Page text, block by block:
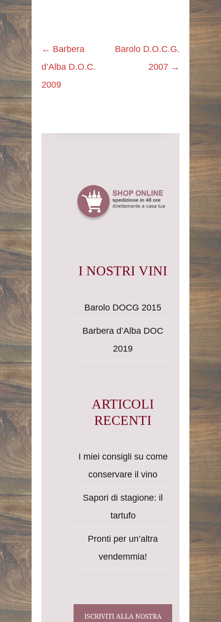
← Barbera
d’Alba D.O.C.
2009
Barolo D.O.C.G.
2007 →
I NOSTRI VINI
Barolo DOCG 2015
Barbera d’Alba DOC
2019
ARTICOLI
RECENTI
I miei consigli su come
conservare il vino
Sapori di stagione: il
tartufo
Pronti per un’altra
vendemmia!